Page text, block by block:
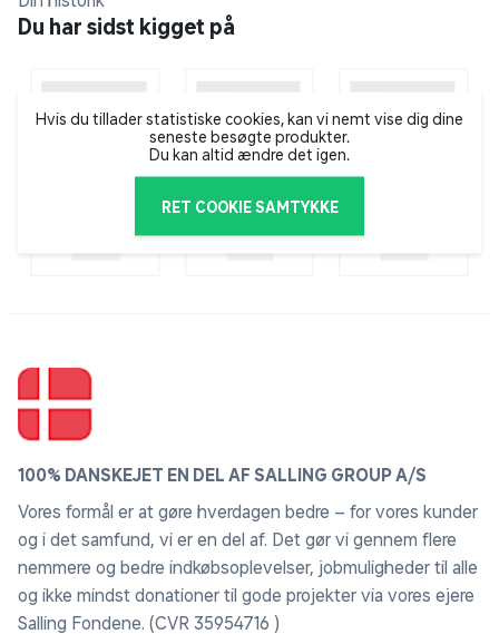
Essence er et kosmetikbrand, som fokuserer på at
priser, så man ikke behøver at holde sig tilbage og
nøjes med at prøve enkelte varianter. Essence vil
gerne give kunderne mulighed for udtrykke sig
igennem kreativitet, leg og eksperimenter med hele
øjenskygge til neglelak i alle regnbuens farver.
Du har sidst kigget på
Hvis du tillader statistiske cookies, kan vi nemt vise dig dine
seneste besøgte produkter.
Du kan altid ændre det igen.
RET COOKIE SAMTYKKE
100% DANSKEJET EN DEL AF SALLING GROUP A/S
Vores formål er at gøre hverdagen bedre – for vores kunder
og i det samfund, vi er en del af. Det gør vi gennem flere
nemmere og bedre indkøbsoplevelser, jobmuligheder til alle
og ikke mindst donationer til gode projekter via vores ejere
Salling Fondene. (CVR 35954716 )